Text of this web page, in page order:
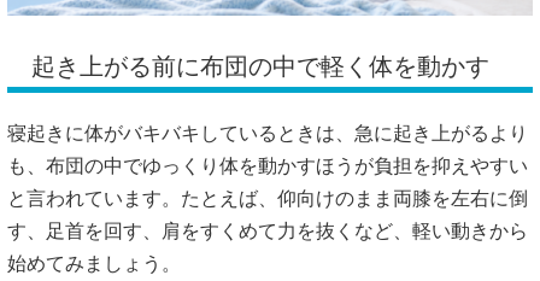
起き上がる前に布団の中で軽く体を動かす
寝起きに体がバキバキしているときは、急に起き上がるより
も、布団の中でゆっくり体を動かすほうが負担を抑えやすい
と言われています。たとえば、仰向けのまま両膝を左右に倒
す、足首を回す、肩をすくめて力を抜くなど、軽い動きから
始めてみましょう。